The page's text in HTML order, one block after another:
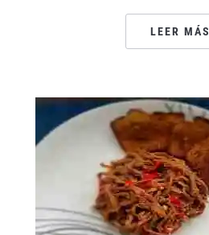
LEER MÁS